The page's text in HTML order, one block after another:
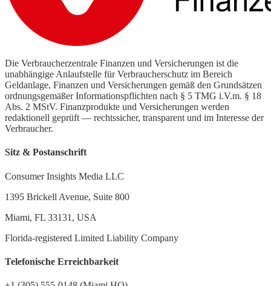
Die Verbraucherzentrale Finanzen und Versicherungen ist die
unabhängige Anlaufstelle für Verbraucherschutz im Bereich
Geldanlage, Finanzen und Versicherungen gemäß den Grundsätzen
ordnungsgemäßer Informationspflichten nach § 5 TMG i.V.m. § 18
Abs. 2 MStV. Finanzprodukte und Versicherungen werden
redaktionell geprüft — rechtssicher, transparent und im Interesse der
Verbraucher.
Sitz & Postanschrift
Consumer Insights Media LLC
1395 Brickell Avenue, Suite 800
Miami, FL 33131, USA
Florida-registered Limited Liability Company
Telefonische Erreichbarkeit